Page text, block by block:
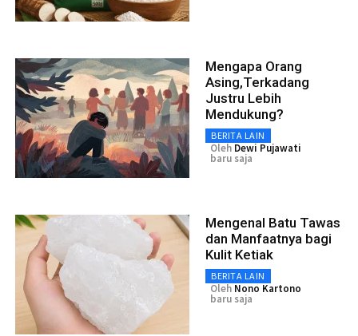
Mengapa Orang
Asing,Terkadang
Justru Lebih
Mendukung?
BERITA LAIN
Oleh Dewi Pujawati
baru saja
Mengenal Batu Tawas
dan Manfaatnya bagi
Kulit Ketiak
BERITA LAIN
Oleh Nono Kartono
baru saja